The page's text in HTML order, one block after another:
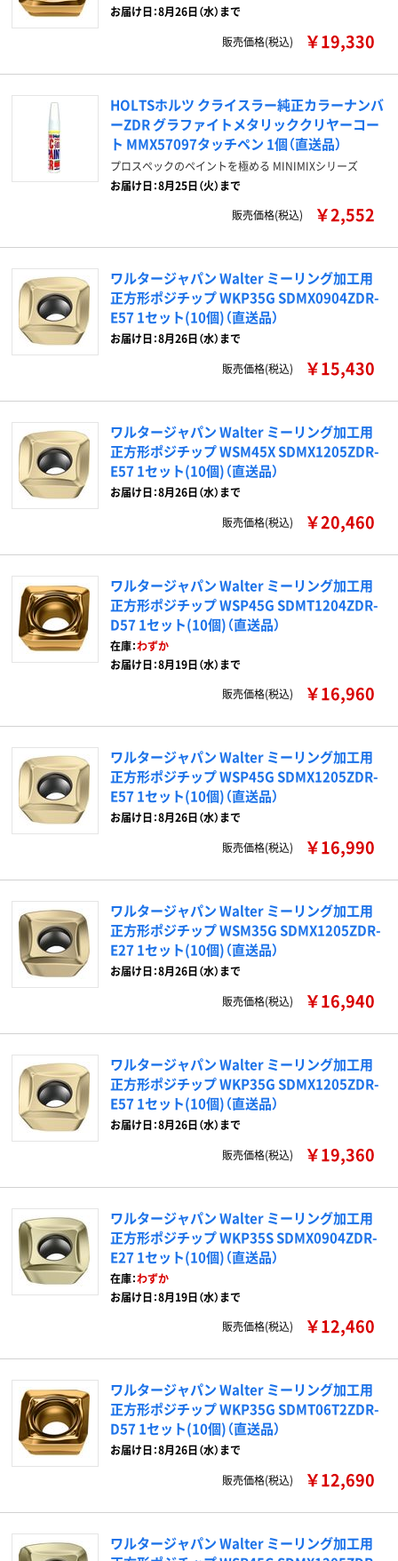
お届け日：8月26日（水）まで
販売価格(税込)
￥19,330
HOLTSホルツ クライスラー純正カラーナンバ
ーZDR グラファイトメタリッククリヤーコー
ト MMX57097タッチペン 1個（直送品）
プロスペックのペイントを極める MINIMIXシリーズ
お届け日：8月25日（火）まで
販売価格(税込)
￥2,552
ワルタージャパン Walter ミーリング加工用
正方形ポジチップ WKP35G SDMX0904ZDR-
E57 1セット(10個)（直送品）
お届け日：8月26日（水）まで
販売価格(税込)
￥15,430
ワルタージャパン Walter ミーリング加工用
正方形ポジチップ WSM45X SDMX1205ZDR-
E57 1セット(10個)（直送品）
お届け日：8月26日（水）まで
販売価格(税込)
￥20,460
ワルタージャパン Walter ミーリング加工用
正方形ポジチップ WSP45G SDMT1204ZDR-
D57 1セット(10個)（直送品）
在庫：わずか
お届け日：8月19日（水）まで
販売価格(税込)
￥16,960
ワルタージャパン Walter ミーリング加工用
正方形ポジチップ WSP45G SDMX1205ZDR-
E57 1セット(10個)（直送品）
お届け日：8月26日（水）まで
販売価格(税込)
￥16,990
ワルタージャパン Walter ミーリング加工用
正方形ポジチップ WSM35G SDMX1205ZDR-
E27 1セット(10個)（直送品）
お届け日：8月26日（水）まで
販売価格(税込)
￥16,940
ワルタージャパン Walter ミーリング加工用
正方形ポジチップ WKP35G SDMX1205ZDR-
E57 1セット(10個)（直送品）
お届け日：8月26日（水）まで
販売価格(税込)
￥19,360
ワルタージャパン Walter ミーリング加工用
正方形ポジチップ WKP35S SDMX0904ZDR-
E27 1セット(10個)（直送品）
在庫：わずか
お届け日：8月19日（水）まで
販売価格(税込)
￥12,460
ワルタージャパン Walter ミーリング加工用
正方形ポジチップ WKP35G SDMT06T2ZDR-
D57 1セット(10個)（直送品）
お届け日：8月26日（水）まで
販売価格(税込)
￥12,690
ワルタージャパン Walter ミーリング加工用